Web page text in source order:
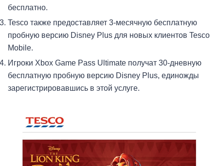
бесплатно.
Tesco также предоставляет 3-месячную бесплатную
пробную версию Disney Plus для новых клиентов Tesco
Mobile.
Игроки Xbox Game Pass Ultimate получат 30-дневную
бесплатную пробную версию Disney Plus, единожды
зарегистрировавшись в этой услуге.